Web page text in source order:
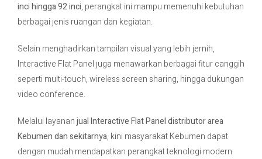
inci hingga 92 inci, perangkat ini mampu memenuhi kebutuhan
berbagai jenis ruangan dan kegiatan.
Selain menghadirkan tampilan visual yang lebih jernih,
Interactive Flat Panel juga menawarkan berbagai fitur canggih
seperti multi-touch, wireless screen sharing, hingga dukungan
video conference.
Melalui layananjual Interactive Flat Panel distributor area
Kebumen dan sekitarnya, kini masyarakat Kebumen dapat
dengan mudah mendapatkan perangkat teknologi modern